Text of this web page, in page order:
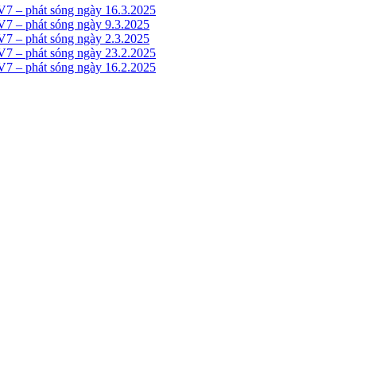
– phát sóng ngày 16.3.2025
– phát sóng ngày 9.3.2025
– phát sóng ngày 2.3.2025
– phát sóng ngày 23.2.2025
– phát sóng ngày 16.2.2025